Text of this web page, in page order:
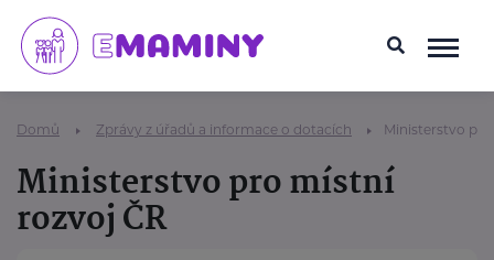
Domů Zprávy z úřadů a informace o dotacích Ministerstvo
Ministerstvo pro místní
rozvoj ČR